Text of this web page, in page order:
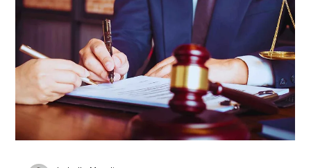
Krankenversicherungsschutz. Wer hier die Weichen falsch
stellt, r